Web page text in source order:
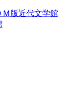
版近代文学館